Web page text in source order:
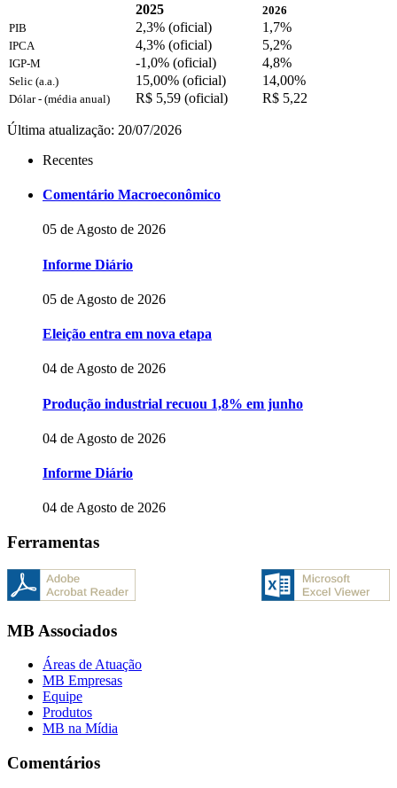
2025
2026
PIB
2,3% (oficial) 1,7%
IPCA 4,3% (oficial) 5,2%
IGP-M -1,0% (oficial) 4,8%
Selic (a.a.) 15,00% (oficial) 14,00%
Dólar - (média anual) R$ 5,59 (oficial) R$ 5,22
Última atualização: 20/07/2026
Recentes
Comentário Macroeconômico
05 de Agosto de 2026
Informe Diário
05 de Agosto de 2026
Eleição entra em nova etapa
04 de Agosto de 2026
Produção industrial recuou 1,8% em junho
04 de Agosto de 2026
Informe Diário
04 de Agosto de 2026
Ferramentas
MB Associados
Áreas de Atuação
MB Empresas
Equipe
Produtos
MB na Mídia
Comentários